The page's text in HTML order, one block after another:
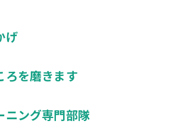
げ
を磨きます
ニング専門部隊